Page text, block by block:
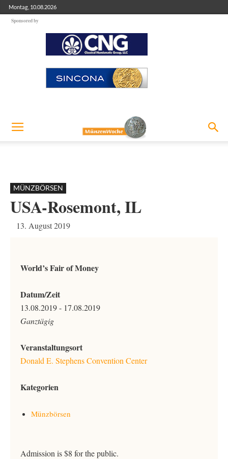
Montag, 10.08.2026
Sponsored by
MÜNZBÖRSEN
USA-Rosemont, IL
13. August 2019
World’s Fair of Money
Datum/Zeit
13.08.2019 - 17.08.2019
Ganztägig
Veranstaltungsort
Donald E. Stephens Convention Center
Kategorien
Münzbörsen
Admission is $8 for the public.